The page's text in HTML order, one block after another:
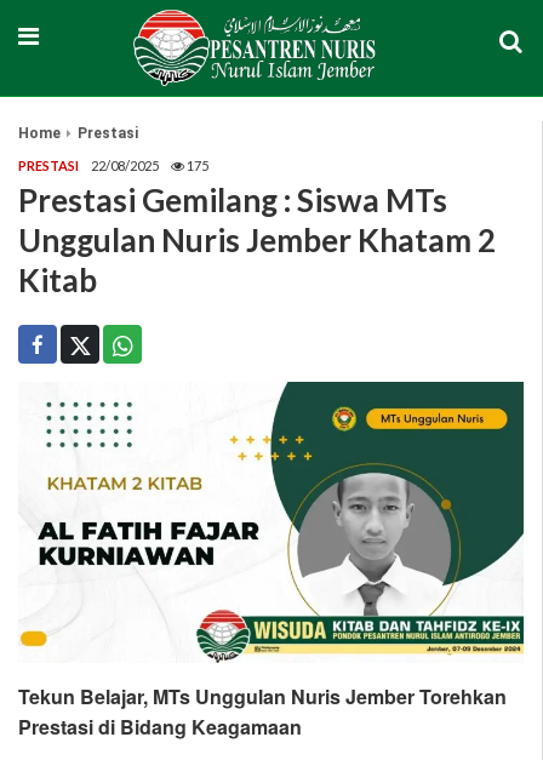
Home Prestasi
PRESTASI 22/08/2025 175
Prestasi Gemilang : Siswa MTs
Unggulan Nuris Jember Khatam 2
Kitab
Tekun Belajar, MTs Unggulan Nuris Jember Torehkan
Prestasi di Bidang Keagamaan